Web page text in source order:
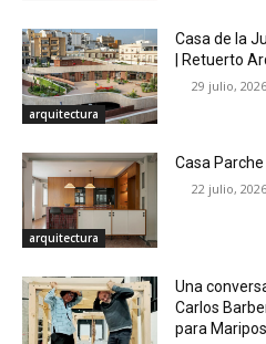
arquitectura
Casa de la
| Retuerto
29 julio, 2026
arquitectura
Casa
22 julio, 2026
Una
Carlos
para